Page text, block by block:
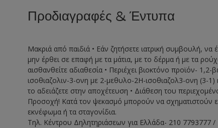
Προδιαγραφές & Έντυπα
Μακριά από παιδιά • Εάν ζητήσετε ιατρική συμβουλή, να
μην έρθει σε επαφή με τα μάτια, με το δέρμα ή με τα
αισθανθείτε αδιαθεσία • Περιέχει βιοκτόνο προϊόν-
ισοθιαζολιν-3-ονη με 2-μεθυλο-2Η-ισοθιαζολ3-ονη (3-
το αδειάζετε στην αποχέτευση • Διάθεση του
Προσοχή! Κατά τον ψεκασμό μπορούν να σχηματιστούν
εκνέφωμα ή τα σταγονίδια.
Τηλ. Κέντρου Δηλητηριάσεων για Ελλάδα- 210 7793777 /